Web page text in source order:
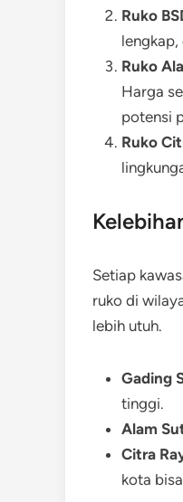
Ruko
Ruko
Harga
potensi
Ruko
Setiap
ruko di
lebih utuh.
Gading
tinggi.
Alam
Citra
kota